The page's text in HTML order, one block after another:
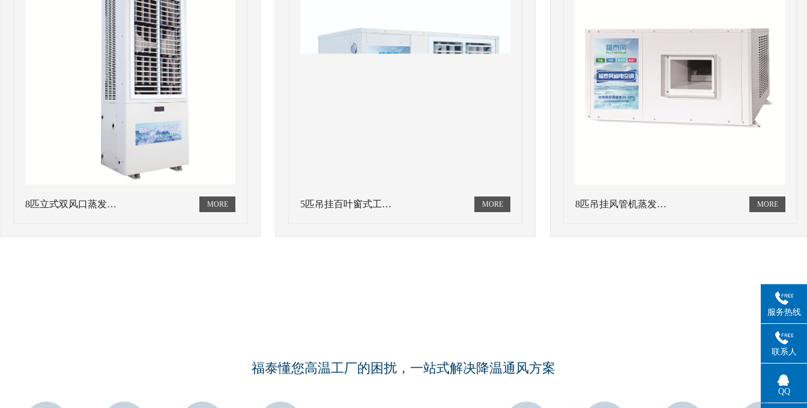
8匹立式双风口蒸发… 5匹吊挂百叶窗式工… 8匹吊挂风管机蒸发…
福泰懂您高温工厂的困扰，一站式解决降温通风方案
服务热线
联系人
QQ